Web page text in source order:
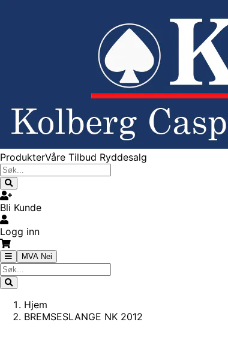
ProdukterVåre Tilbud Ryddesalg
Bli Kunde
Logg inn
MVA Nei
Hjem
BREMSESLANGE NK 2012